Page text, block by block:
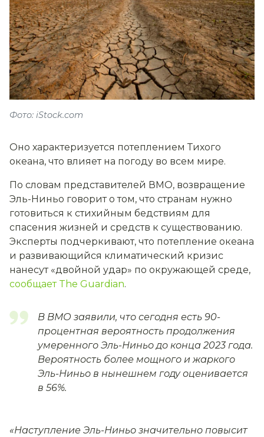
Фото: iStock.com
Оно характеризуется потеплением Тихого
океана, что влияет на погоду во всем мире.
По словам представителей ВМО, возвращение
Эль-Ниньо говорит о том, что странам нужно
готовиться к стихийным бедствиям для
спасения жизней и средств к существованию.
Эксперты подчеркивают, что потепление океана
и развивающийся климатический кризис
нанесут «двойной удар» по окружающей среде,
сообщает The Guardian.
В ВМО заявили, что сегодня есть 90-
процентная вероятность продолжения
умеренного Эль-Ниньо до конца 2023 года.
Вероятность более мощного и жаркого
Эль-Ниньо в нынешнем году оценивается
в 56%.
«Наступление Эль-Ниньо значительно повысит